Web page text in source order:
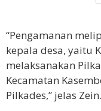
“Pengamanan
kepala desa, yaitu
melaksanakan
Kecamatan
Pilkades,” jelas Zein.